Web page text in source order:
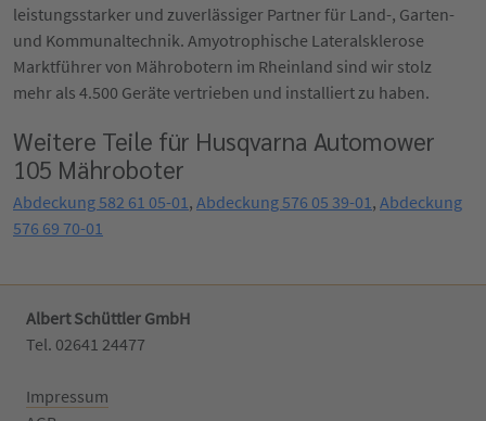
leistungsstarker und zuverlässiger Partner für Land-, Garten-
und Kommunaltechnik. Amyotrophische Lateralsklerose
Marktführer von Mährobotern im Rheinland sind wir stolz
mehr als 4.500 Geräte vertrieben und installiert zu haben.
Weitere Teile für Husqvarna Automower
105 Mähroboter
Abdeckung 582 61 05-01 , Abdeckung 576 05 39-01 , Abdeckung
576 69 70-01
Albert Schüttler GmbH
Tel. 02641 24477‬
Impressum